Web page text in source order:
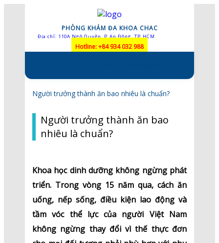
PHÒNG KHÁM ĐA KHOA CHAC
Địa chỉ: 110A Ngô Quyền, P.An Đông, TP.HCM
Hotline: +84 934 032 988
Người trưởng thành ăn bao nhiêu là chuẩn?
Người trưởng thành ăn bao
nhiêu là chuẩn?
Khoa học dinh dưỡng không ngừng phát
triển. Trong vòng 15 năm qua, cách ăn
uống, nếp sống, điều kiện lao động và
tầm vóc thể lực của người Việt Nam
không ngừng thay đổi vì thế thực đơn